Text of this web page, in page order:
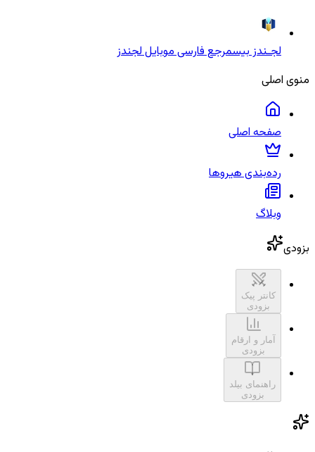
لجـندز بیسمرجع فارسی موبایل لجندز
منوی اصلی
صفحه اصلی
رده‌بندی هیروها
وبلاگ
بزودی
کانتر پیک
بزودی
آمار و ارقام
بزودی
راهنمای بیلد
بزودی